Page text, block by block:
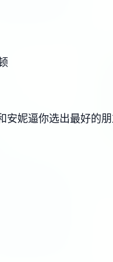
安妮逼你选出最好的